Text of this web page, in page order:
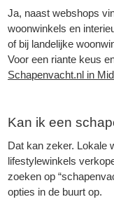
Ja, naast webshops
woonwinkels en
of bij landelijke
Voor een riante keus
Schapenvacht.nl in
Kan ik een
Dat kan zeker. Lokale
lifestylewinkels
zoeken op
opties in de buurt op.